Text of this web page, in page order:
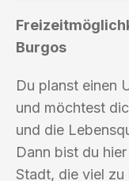
Burgos
Du planst einen
und möchtest
und die
Dann bist du
Stadt, die viel